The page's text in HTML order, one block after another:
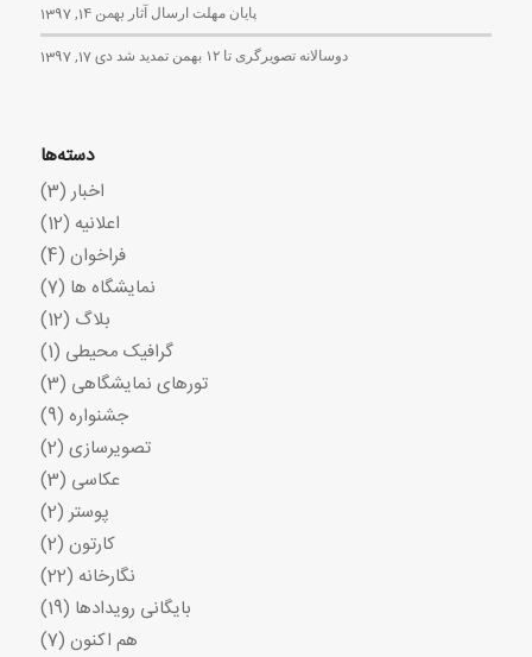
پایان مهلت ارسال آثار بهمن 14, 1397
دوسالانه تصویرگری تا ۱۲ بهمن تمدید شد دی 17, 1397
دسته‌ها
اخبار (3)
اعلانیه (12)
فراخوان (4)
نمایشگاه ها (7)
بلاگ (12)
گرافیک محیطی (1)
تورهای نمایشگاهی (3)
جشنواره (9)
تصویرسازی (2)
عکاسی (3)
پوستر (2)
کارتون (2)
نگارخانه (22)
بایگانی رویدادها (19)
هم اکنون (7)